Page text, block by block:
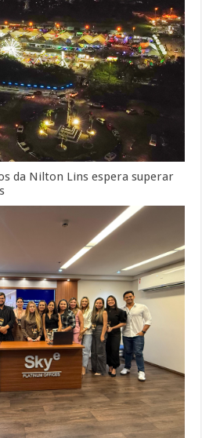
da Nilton Lins espera superar